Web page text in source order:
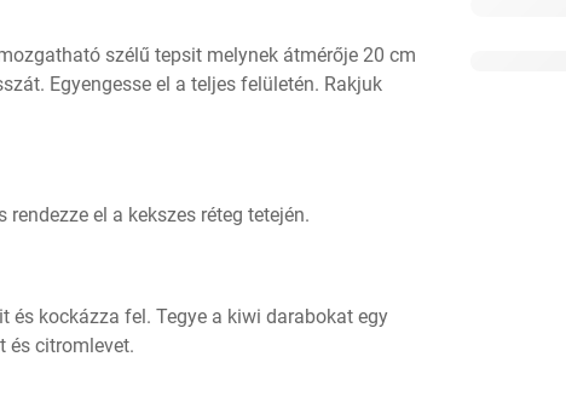
szélű tepsit melynek átmérője 20 cm
Egyengesse el a teljes felületén. Rakjuk
el a kekszes réteg tetején.
és kockázza fel. Tegye a kiwi darabokat egy
és citromlevet.